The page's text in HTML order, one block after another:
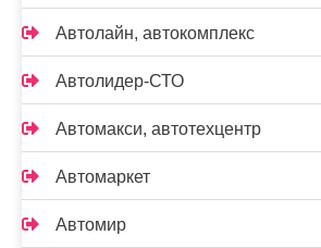
Автолайн, автокомплекс
Автолидер-СТО
Автомакси, автотехцентр
Автомаркет
Автомир